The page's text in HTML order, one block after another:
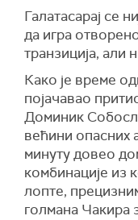
Галатасарај се
да игра
транзиција, али
Како је време
појачавао
Доминик
већини опасних
минуту довео
комбинације из
лопте,
голмана Чакира